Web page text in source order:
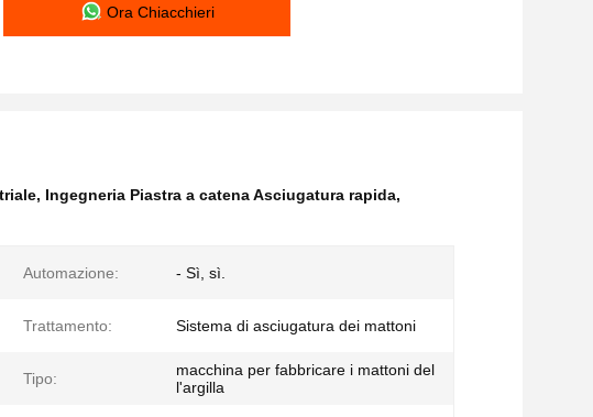
Ora Chiacchieri
, Ingegneria Piastra a catena Asciugatura rapida,
Automazione: - Sì, sì.
Trattamento: Sistema di asciugatura dei mattoni
Tipo:
macchina per fabbricare i mattoni del
l'argilla